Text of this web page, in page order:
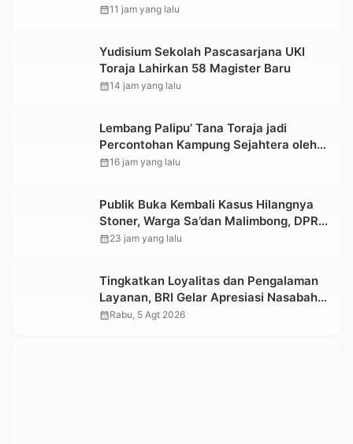
Sepanjang 500 Meter
calendar_month11 jam yang lalu
Yudisium Sekolah Pascasarjana UKI
Toraja Lahirkan 58 Magister Baru
calendar_month14 jam yang lalu
Lembang Palipu’ Tana Toraja jadi
Percontohan Kampung Sejahtera oleh
Kemensos
calendar_month16 jam yang lalu
Publik Buka Kembali Kasus Hilangnya
Stoner, Warga Sa’dan Malimbong, DPRD
dan Stakeholder Terkait Diminta
calendar_month23 jam yang lalu
Tingkatkan Loyalitas dan Pengalaman
Layanan, BRI Gelar Apresiasi Nasabah
Pensiunan
calendar_monthRabu, 5 Agt 2026